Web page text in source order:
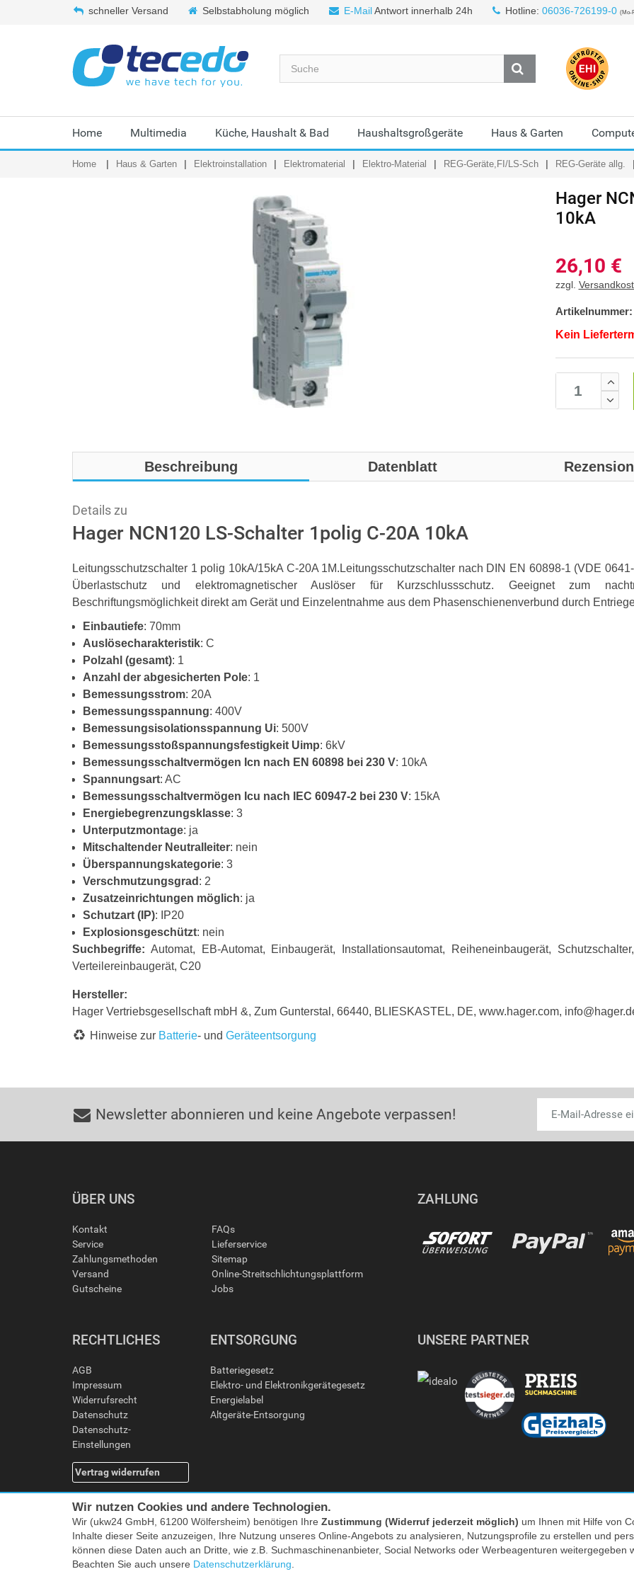
schneller Versand Selbstabholung möglich E-MailAntwort innerhalb 24h Hotline: 06036-726199-0 (Mo-
Home Multimedia Küche, Haushalt & Bad Haushaltsgroßgeräte Haus & Garten
Home Haus & Garten Elektroinstallation Elektromaterial Elektro-Material REG-Geräte,FI/LS-Sch REG-Geräte allg.
Hager
10kA
26,10 €
zzgl.
Artikelnummer:
Kein
Beschreibung Datenblatt
Details zu
Hager NCN120 LS-Schalter 1polig C-20A 10kA
Leitungsschutzschalter 1 polig 10kA/15kA C-20A 1M.Leitungsschutzschalter nach DIN EN 60898-1 (VDE
Überlastschutz und elektromagnetischer Auslöser für Kurzschlussschutz. Geeignet zum
Beschriftungsmöglichkeit direkt am Gerät und Einzelentnahme aus dem Phasenschienenverbund durch
Einbautiefe: 70mm
Auslösecharakteristik: C
Polzahl (gesamt): 1
Anzahl der abgesicherten Pole: 1
Bemessungsstrom: 20A
Bemessungsspannung: 400V
Bemessungsisolationsspannung Ui: 500V
Bemessungsstoßspannungsfestigkeit Uimp: 6kV
Bemessungsschaltvermögen Icn nach EN 60898 bei 230 V: 10kA
Spannungsart: AC
Bemessungsschaltvermögen Icu nach IEC 60947-2 bei 230 V: 15kA
Energiebegrenzungsklasse: 3
Unterputzmontage: ja
Mitschaltender Neutralleiter: nein
Überspannungskategorie: 3
Verschmutzungsgrad : 2
Zusatzeinrichtungen möglich: ja
Schutzart (IP): IP20
Explosionsgeschützt: nein
Suchbegriffe: Automat, EB-Automat, Einbaugerät, Installationsautomat, Reiheneinbaugerät,
Verteilereinbaugerät, C20
Hersteller:
Hager Vertriebsgesellschaft mbH &, Zum Gunterstal, 66440, BLIESKASTEL, DE, www.hager.com,
Hinweise zur Batterie- und Geräteentsorgung
Newsletter abonnieren und keine Angebote verpassen!
ÜBER UNS
Kontakt
Service
Zahlungsmethoden
Versand
Gutscheine
FAQs
Lieferservice
Sitemap
Online-Streitschlichtungsplattform
Jobs
ZAHLUNG
RECHTLICHES
AGB
Impressum
Widerrufsrecht
Datenschutz
Datenschutz-
Einstellungen
Vertrag widerrufen
ENTSORGUNG
Batteriegesetz
Elektro- und Elektronikgerätegesetz
Energielabel
Altgeräte-Entsorgung
UNSERE PARTNER
Facebook |twitter
Alle Preise inkl. MwSt. zzgl. Versand | *) Unverbindliche Preisempfehlung | **) Ehemaliger
Wir nutzen Cookies und andere Technologien.
Wir (ukw24 GmbH, 61200 Wölfersheim) benötigen Ihre Zustimmung (Widerruf jederzeit möglich) um Ihnen mit Hilfe von
Inhalte dieser Seite anzuzeigen, Ihre Nutzung unseres Online-Angebots zu analysieren, Nutzungsprofile zu erstellen und
können diese Daten auch an Dritte, wie z.B. Suchmaschinenanbieter, Social Networks oder Werbeagenturen
Beachten Sie auch unsere Datenschutzerklärung.